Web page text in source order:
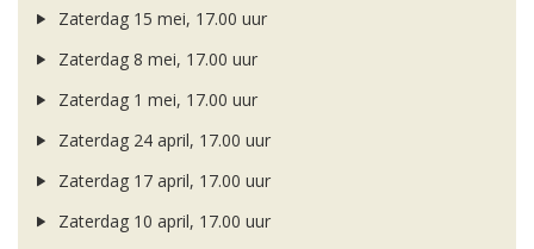
Zaterdag 15 mei, 17.00 uur
Zaterdag 8 mei, 17.00 uur
Zaterdag 1 mei, 17.00 uur
Zaterdag 24 april, 17.00 uur
Zaterdag 17 april, 17.00 uur
Zaterdag 10 april, 17.00 uur